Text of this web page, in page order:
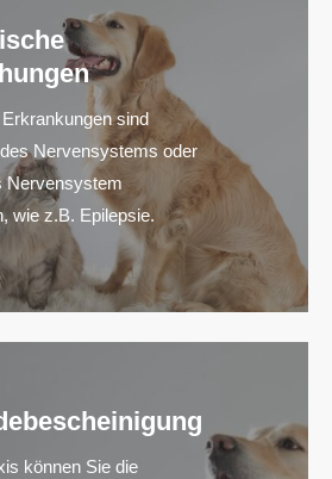
sind
Nervensystems oder
Nervensystem
wie z.B. Epilepsie.
können Sie die